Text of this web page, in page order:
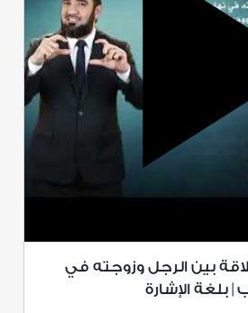
بين الرجل وزوجته في
بلغة الإشارة